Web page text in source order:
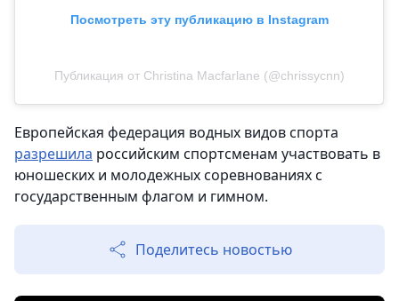
Посмотреть эту публикацию в Instagram
Публикация от Christina Macfarlane (@chrissycnn)
Европейская федерация водных видов спорта
разрешила российским спортсменам участвовать в
юношеских и молодежных соревнованиях с
государственным флагом и гимном.
Поделитесь новостью